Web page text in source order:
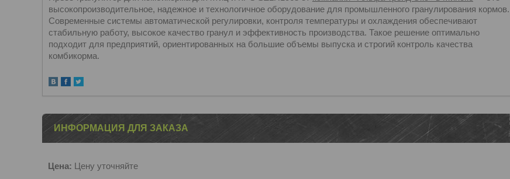
высокопроизводительное, надежное и технологичное оборудование для промышленного гранулирования кормов.
Современные системы автоматической регулировки, контроля температуры и охлаждения обеспечивают
стабильную работу, высокое качество гранул и эффективность производства. Такое решение оптимально
подходит для предприятий, ориентированных на большие объемы выпуска и строгий контроль качества
комбикорма.
ИНФОРМАЦИЯ ДЛЯ ЗАКАЗА
Цена: Цену уточняйте